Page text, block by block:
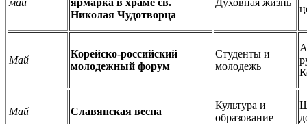
Николая Чудотворца
Май
Корейско-российский
молодежный форум
Студенты и
молодежь
Май Славянская весна
Культура и
образование